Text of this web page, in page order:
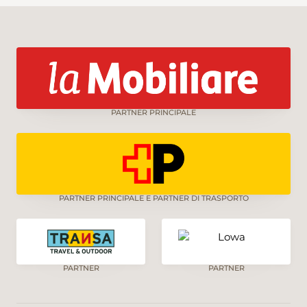
PARTNER PRINCIPALE
PARTNER PRINCIPALE E PARTNER DI TRASPORTO
PARTNER PARTNER